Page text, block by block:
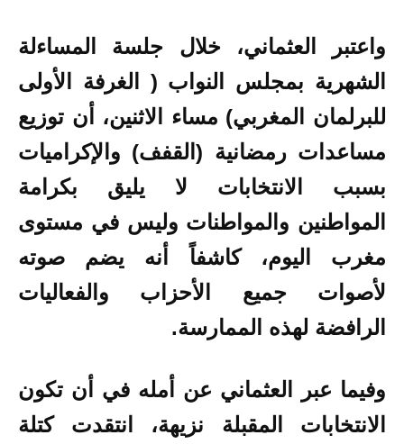
واعتبر العثماني، خلال جلسة المساءلة
الشهرية بمجلس النواب ( الغرفة الأولى
للبرلمان المغربي) مساء الاثنين، أن توزيع
مساعدات رمضانية (القفف) والإكراميات
بسبب الانتخابات لا يليق بكرامة
المواطنين والمواطنات وليس في مستوى
مغرب اليوم، كاشفاً أنه يضم صوته
لأصوات جميع الأحزاب والفعاليات
الرافضة لهذه الممارسة.
وفيما عبر العثماني عن أمله في أن تكون
الانتخابات المقبلة نزيهة، انتقدت كتلة